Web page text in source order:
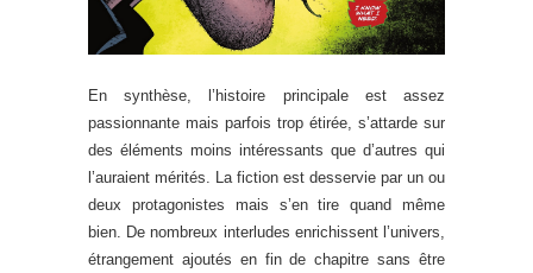
En synthèse, l’histoire principale est assez
passionnante mais parfois trop étirée, s’attarde sur
des éléments moins intéressants que d’autres qui
l’auraient mérités. La fiction est desservie par un ou
deux protagonistes mais s’en tire quand même
bien. De nombreux interludes enrichissent l’univers,
étrangement ajoutés en fin de chapitre sans être